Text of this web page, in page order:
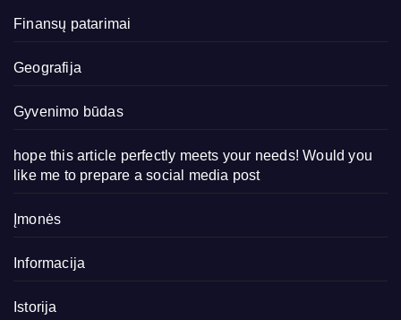
Finansų patarimai
Geografija
Gyvenimo būdas
hope this article perfectly meets your needs! Would you
like me to prepare a social media post
Įmonės
Informacija
Istorija